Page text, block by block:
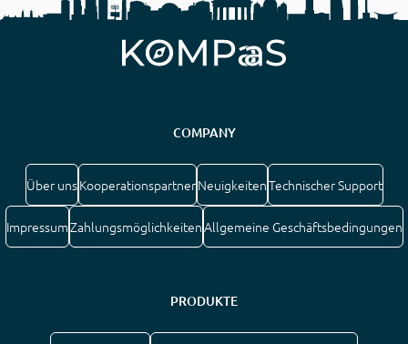
COMPANY
Über unsKooperationspartnerNeuigkeitenTechnischer Support
ImpressumZahlungsmöglichkeitenAllgemeine Geschäftsbedingungen
PRODUKTE